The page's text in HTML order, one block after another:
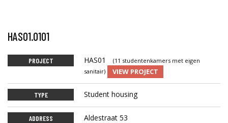
HAS01.0101
PROJECT HAS01
(11 studentenkamers met eigen
sanitair)
VIEW PROJECT
TYPE Student housing
ADDRESS Aldestraat 53